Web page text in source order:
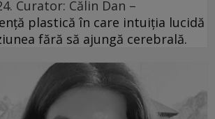
Curator: Călin Dan –
plastică în care intuiția lucidă
fără să ajungă cerebrală.